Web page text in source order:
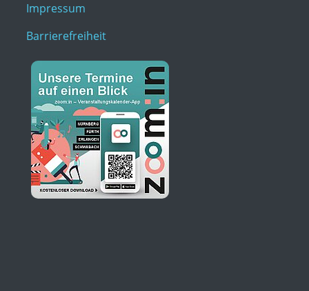
Impressum
Barrierefreiheit